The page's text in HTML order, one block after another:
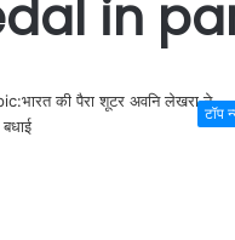
in
टॉप